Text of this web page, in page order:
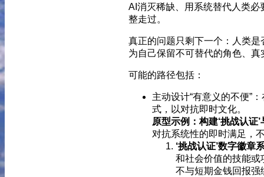
AI消灭稀缺、用系统替代人类必
整走过。
真正的问题只剩下一个：人类
为自己保留不可替代的角色、
可能的路径包括：
主动设计“有意义的不便”
式，以对抗即时文化。
原型示例：构建‘挑战认证’
对抗系统性的即时满足，
‘挑战认证’数字徽章
和社会价值的技能或
不与短期金钱回报